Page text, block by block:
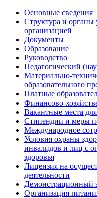
Основные сведения
Структура и органы
организацией
Документы
Образование
Руководство
Педагогический
Материально-
образовательного
Платные
Финансово-
Вакантные места
Стипендии и меры
Международное
Условия охраны
инвалидов и лиц с
здоровья
Лицензия на
деятельности
Демонстрационный
Организация